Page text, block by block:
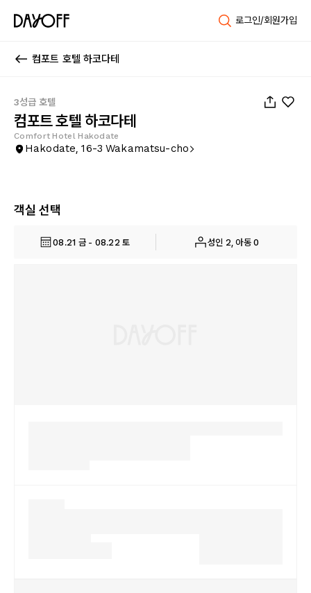
로그인/회원가입
컴포트 호텔 하코다테
3성급 호텔
컴포트 호텔 하코다테
Comfort Hotel Hakodate
Hakodate, 16-3 Wakamatsu-cho
객실 선택
08.21 금 - 08.22 토 성인 2, 아동 0